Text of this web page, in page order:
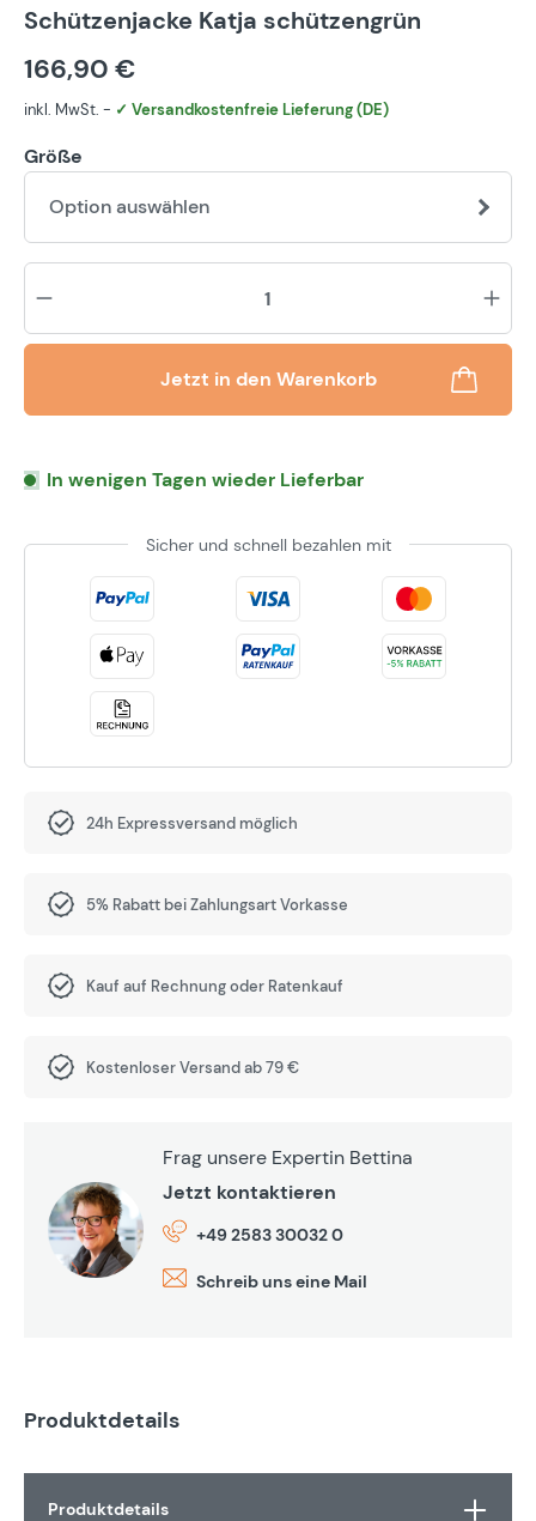
Durchschnittliche Bewertung von 5 von 5 Sternen
Schützenjacke Katja schützengrün
166,90 €
inkl. MwSt. - ✓ Versandkostenfreie Lieferung (DE)
Größe
Option auswählen
Jetzt in den Warenkorb
In wenigen Tagen wieder Lieferbar
Sicher und schnell bezahlen mit
24h Expressversand möglich
5% Rabatt bei Zahlungsart Vorkasse
Kauf auf Rechnung oder Ratenkauf
Kostenloser Versand ab 79 €
Frag unsere Expertin Bettina
Jetzt kontaktieren
+49 2583 30032 0
Schreib uns eine Mail
Produktdetails
Produktdetails